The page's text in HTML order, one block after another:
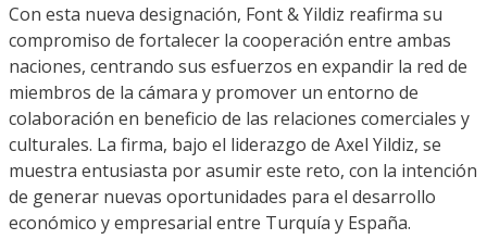
Con esta nueva designación, Font & Yildiz reafirma su
compromiso de fortalecer la cooperación entre ambas
naciones, centrando sus esfuerzos en expandir la red de
miembros de la cámara y promover un entorno de
colaboración en beneficio de las relaciones comerciales y
culturales. La firma, bajo el liderazgo de Axel Yildiz, se
muestra entusiasta por asumir este reto, con la intención
de generar nuevas oportunidades para el desarrollo
económico y empresarial entre Turquía y España.